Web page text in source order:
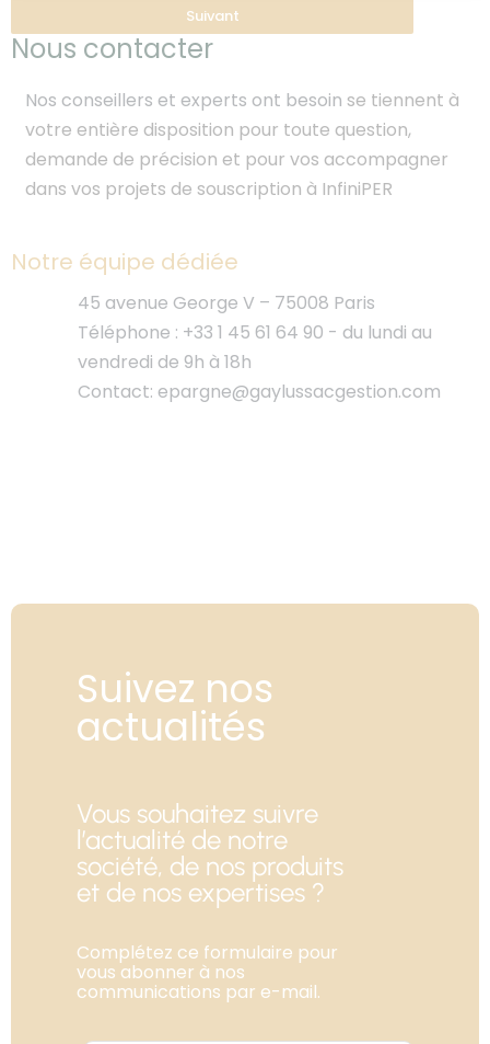
Suivant
Nous contacter
Nos conseillers et experts ont besoin se tiennent à
votre entière disposition pour toute question,
demande de précision et pour vos accompagner
dans vos projets de souscription à InfiniPER
Notre équipe dédiée
45 avenue George V – 75008 Paris
Téléphone : +33 1 45 61 64 90 - du lundi au
vendredi de 9h à 18h
Contact: epargne@gaylussacgestion.com
Suivez nos
actualités
Vous souhaitez suivre
l’actualité de notre
société, de nos produits
et de nos expertises ?
Complétez ce formulaire pour
vous abonner à nos
communications par e-mail.